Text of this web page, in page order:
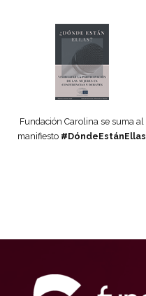
Fundación Carolina se suma al
manifiesto #DóndeEstánEllas